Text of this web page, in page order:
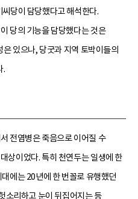
당이 담당했다고 해석한다.
당의 기능을 담당했다는 것은
있으나, 당굿과 지역 토박이들의
.
전염병은 죽음으로 이어질 수
상이었다. 특히 천연두는 일생에 한
에는 20년에 한 번꼴로 유행했던
소리하고 눈이 뒤집어지는 등